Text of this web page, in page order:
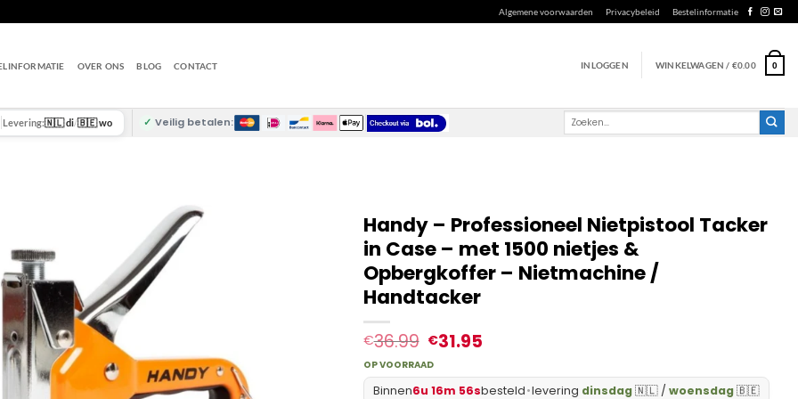
Algemene voorwaarden Privacybeleid Bestelinformatie
OVER ONS BLOG CONTACT INLOGGEN WINKELWAGEN / €0.00 0
Levering:🇳🇱 di/🇧🇪 wo ✓ Veilig betalen:
Zoeken
Handy – Professioneel Nietpistool Tacker
in Case – met 1500 nietjes &
Opbergkoffer – Nietmachine /
Handtacker
€36.99 €31.95
OP VOORRAAD
Binnen6u 16m 55sbesteld •levering dinsdag🇳🇱 / woensdag🇧🇪